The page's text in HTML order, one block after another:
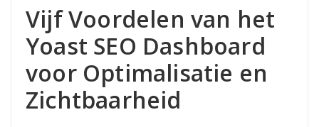
Vijf Voordelen van het
Yoast SEO Dashboard
voor Optimalisatie en
Zichtbaarheid